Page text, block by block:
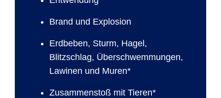
Brand und Explosion
Erdbeben, Sturm, Hagel,
Blitzschlag, Überschwemmungen,
Lawinen und Muren*
Zusammenstoß mit Tieren*